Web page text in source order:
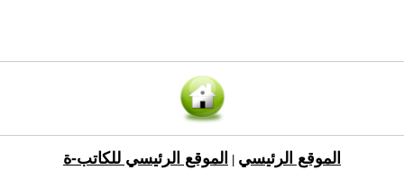
الموقع الرئيسي الموقع الرئيسي للكاتب-ة